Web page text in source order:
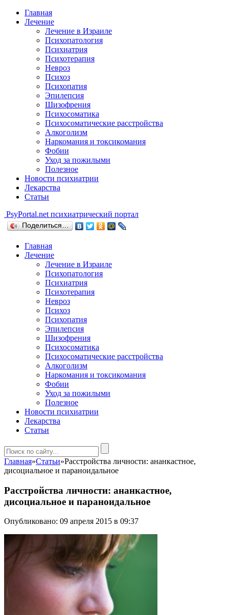
Главная
Лечение
Лечение в Израиле
Психопатология
Психиатрия
Психотерапия
Невроз
Психоз
Психопатия
Эпилепсия
Шизофрения
Психосоматика
Психосоматические расстройства
Алкоголизм
Наркомания и токсикомания
Фобии
Уход за пожилыми
Полезное
Новости психиатрии
Лекарства
Статьи
PsyPortal.net психиатрический портал
Поделиться…
Главная
Лечение
Лечение в Израиле
Психопатология
Психиатрия
Психотерапия
Невроз
Психоз
Психопатия
Эпилепсия
Шизофрения
Психосоматика
Психосоматические расстройства
Алкоголизм
Наркомания и токсикомания
Фобии
Уход за пожилыми
Полезное
Новости психиатрии
Лекарства
Статьи
Главная»Статьи»Расстройства личности: ананкастное,
дисоциальное и параноидальное
Расстройства личности: ананкастное,
дисоциальное и параноидальное
Опубликовано: 09 апреля 2015 в 09:37